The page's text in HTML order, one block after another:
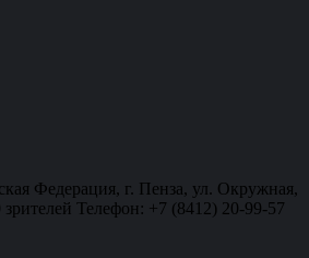
Федерация, г. Пенза, ул. Окружная,
Телефон: +7 (8412) 20-99-57